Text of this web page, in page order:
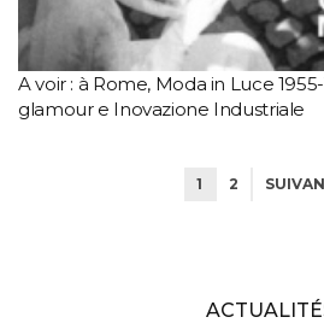
A voir : à Rome, Moda in Luce
glamour e Inovazione Industriale
1 2